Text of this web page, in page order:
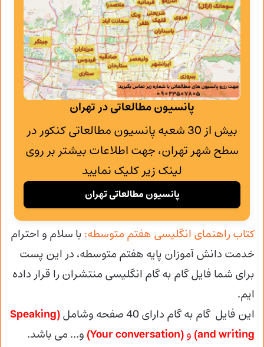
پانسیون مطالعاتی در تهران
بیش از 30 شعبه پانسیون مطالعاتی کنکور در
سطح شهر تهران، جهت اطلاعات بیشتر بر روی
لینک زیر کلیک نمایید
پانسیون مطالعاتی تهران
کتاب راهنمای انگلیسی هفتم متوسطه: با سلام و احترام
خدمت دانش آموزان پایه هفتم متوسطه، در این پست
برای شما فایل گام به گام انگلیسی منتشران را قرار داده
ایم.
این فایل گام به گام دارای 40 صفحه وشامل
(Speaking
and writing) و(Your conversation) و… می باشد.